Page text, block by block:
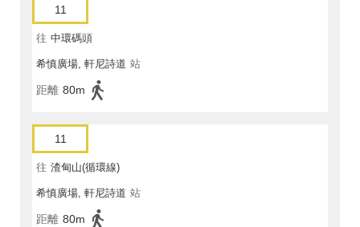
11
往 中環碼頭
希慎廣場, 軒尼詩道 站
距離 80m
11
往 渣甸山(循環線)
希慎廣場, 軒尼詩道 站
距離 80m